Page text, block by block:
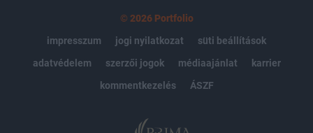
© 2026 Portfolio
impresszum
jogi nyilatkozat
süti beállítások
adatvédelem
szerzői jogok médiaajánlat
karrier
kommentkezelés
ÁSZF